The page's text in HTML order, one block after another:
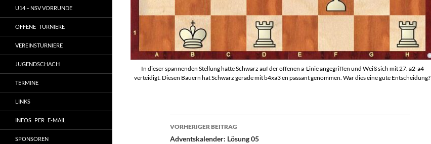
In dieser spannenden Stellung hatte Schwarz auf der offenen a-Linie angegriffen und Weiß sich mit 27. a2-a4
verteidigt. Diesen Bauern hat Schwarz gerade mit b4xa3 en passant genommen. War dies eine gute Entscheidung?
Beitragsnavigation
VORHERIGER BEITRAG
Adventskalender: Lösung 05
U14 – NSV VORRUNDE
OFFENE TURNIERE
VEREINSTURNIERE
JUGENDSCHACH
TERMINE
LINKS
INFOS PER E-MAIL
SPONSOREN